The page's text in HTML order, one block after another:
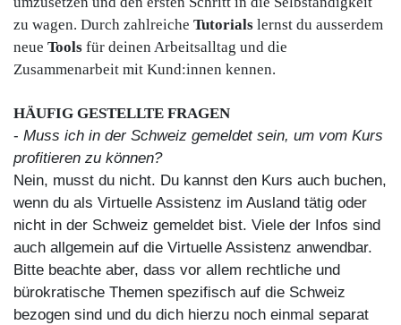
zu wagen. Durch zahlreiche Tutorials lernst du ausserdem
neue Tools für deinen Arbeitsalltag und die
Zusammenarbeit mit Kund:innen kennen.
HÄUFIG GESTELLTE FRAGEN
- Muss ich in der Schweiz gemeldet sein, um vom Kurs
profitieren zu können?
Nein, musst du nicht. Du kannst den Kurs auch buchen,
wenn du als Virtuelle Assistenz im Ausland tätig oder
nicht in der Schweiz gemeldet bist. Viele der Infos sind
auch allgemein auf die Virtuelle Assistenz anwendbar.
Bitte beachte aber, dass vor allem rechtliche und
bürokratische Themen spezifisch auf die Schweiz
bezogen sind und du dich hierzu noch einmal separat